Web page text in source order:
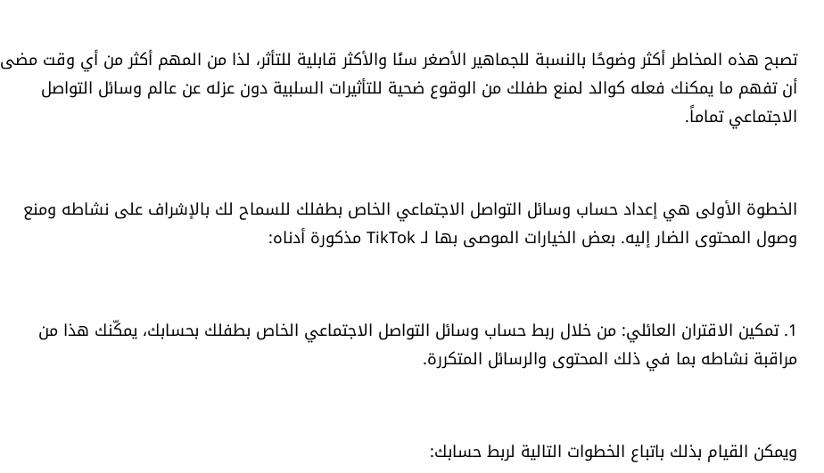
تصبح هذه المخاطر أكثر وضوحًا بالنسبة للجماهير الأصغر سنًا والأكثر قابلية للتأثر، لذا من المهم أكثر من أي وقت مضى
أن تفهم ما يمكنك فعله كوالد لمنع طفلك من الوقوع ضحية للتأثيرات السلبية دون عزله عن عالم وسائل التواصل
الاجتماعي تماماً.
الخطوة الأولى هي إعداد حساب وسائل التواصل الاجتماعي الخاص بطفلك للسماح لك بالإشراف على نشاطه ومنع
وصول المحتوى الضار إليه. بعض الخيارات الموصى بها لـ TikTok مذكورة أدناه:
1. تمكين الاقتران العائلي: من خلال ربط حساب وسائل التواصل الاجتماعي الخاص بطفلك بحسابك، يمكّنك هذا من
مراقبة نشاطه بما في ذلك المحتوى والرسائل المتكررة.
ويمكن القيام بذلك باتباع الخطوات التالية لربط حسابك: